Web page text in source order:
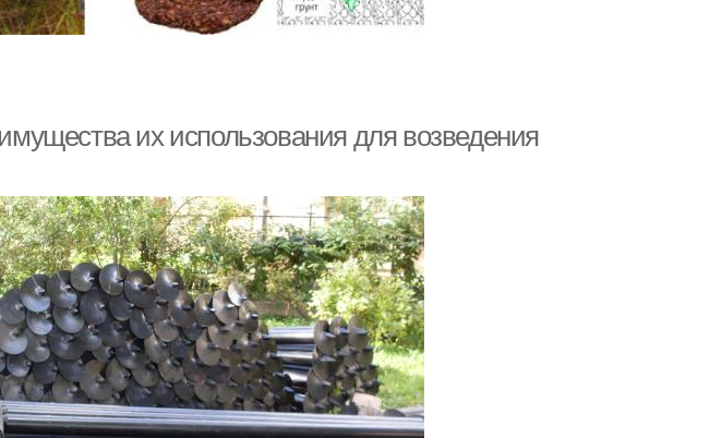
их использования для возведения